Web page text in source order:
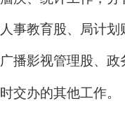
事教育股、局计划
播影视管理股、 政
交办的其他工作。